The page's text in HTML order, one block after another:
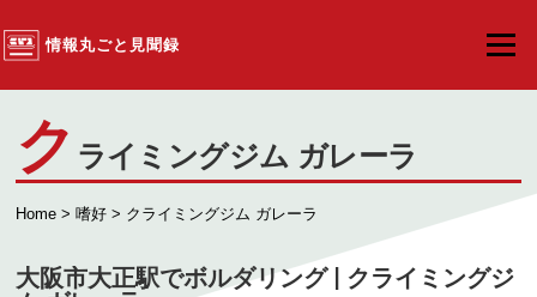
情報丸ごと見聞録
メニュ
ク ライミングジム ガレーラ
Home >嗜好 > クライミングジム ガレーラ
大阪市大正駅でボルダリング | クライミングジ